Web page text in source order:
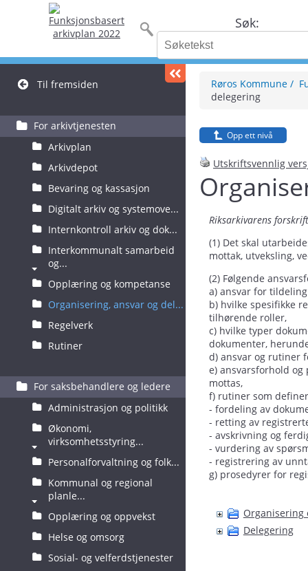
Søk:
Til fremsiden
For arkivtjenesten
Arkivplan
Arkivdepot
Bevaring og kassasjon
Digitalt arkiv og systemove...
Internkontroll arkiv og dok...
Interkommunalt samarbeid
og...
Opplæring og kompetanse
Organisering, ansvar og del...
Regelverk
Rutiner
For saksbehandlere og ledere
Administrasjon og politikk
Økonomi,
virksomhetsstyring...
Personalforvaltning og folk...
Kommunal og regional
planle...
Opplæring og oppvekst
Helse og omsorg
Sosial- og velferdstjenester
Røros Kommune
delegering
Opp ett nivå
Utskriftsvennlig
Riksarkivarens
(1) Det skal
mottak, utveksling,
(2) Følgende
a) ansvar for
b) hvilke spesifikke
tilhørende roller,
c) hvilke typer
dokumenter,
d) ansvar og rutiner
e) ansvarsforhold
mottas,
f) rutiner som
- fordeling av
- retting av
- avskrivning og
- vurdering av
- registrering av
g) prosedyrer for
Organisering
Delegering